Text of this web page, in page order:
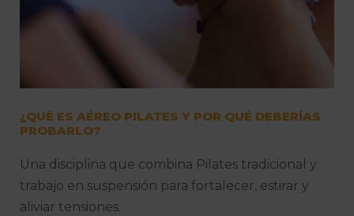
¿QUÉ ES AÉREO PILATES Y POR QUÉ DEBERÍAS
PROBARLO?
Una disciplina que combina Pilates tradicional y
trabajo en suspensión para fortalecer, estirar y
aliviar tensiones.